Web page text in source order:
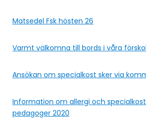
Matsedel Fsk hösten 26
Varmt välkomna till bords i våra
Ansökan om specialkost sker via
Information om allergi och
pedagoger 2020